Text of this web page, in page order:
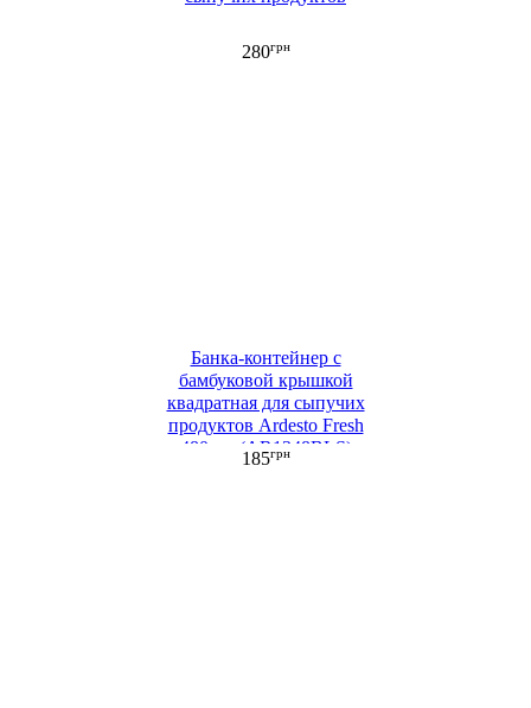
280грн
Банка-контейнер с
бамбуковой крышкой
квадратная для сыпучих
продуктов Ardesto Fresh
480 мл (AR1348BLS)
185грн